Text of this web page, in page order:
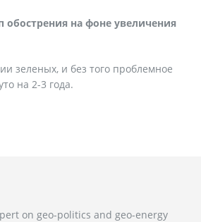
на фоне увеличения
зеленых, и без того проблемное
на 2-3 года.
on geo-politics and geo-energy